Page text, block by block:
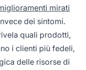
mirati
dei sintomi.
quali prodotti,
i clienti più fedeli,
delle risorse di